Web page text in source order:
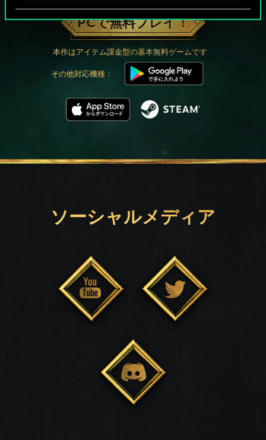
PCで無料プレイ！
本作はアイテム課金型の基本無料ゲームです
その他対応機種：
ソーシャルメディア